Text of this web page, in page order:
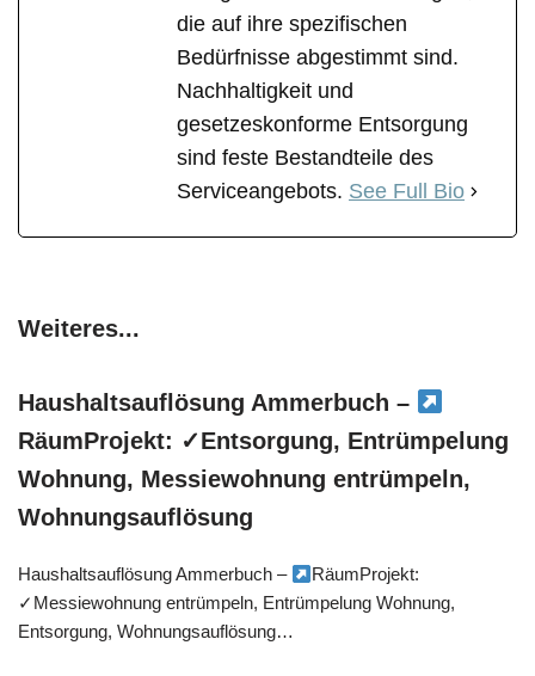
die auf ihre spezifischen
Bedürfnisse abgestimmt sind.
Nachhaltigkeit und
gesetzeskonforme Entsorgung
sind feste Bestandteile des
Serviceangebots. See Full Bio
Weiteres...
Haushaltsauflösung Ammerbuch –
RäumProjekt: ✓Entsorgung, Entrümpelung
Wohnung, Messiewohnung entrümpeln,
Wohnungsauflösung
Haushaltsauflösung Ammerbuch –
RäumProjekt:
✓Messiewohnung entrümpeln, Entrümpelung Wohnung,
Entsorgung, Wohnungsauflösung…